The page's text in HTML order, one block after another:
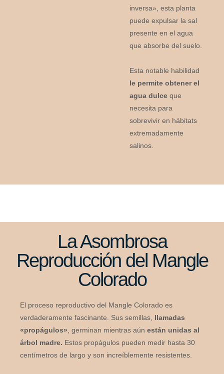
inversa», esta planta
puede expulsar la sal
presente en el agua
que absorbe del suelo.
Esta notable habilidad
le permite obtener el
agua dulce que
necesita para
sobrevivir en hábitats
extremadamente
salinos.
La Asombrosa
Reproducción del Mangle
Colorado
El proceso reproductivo del Mangle Colorado es
verdaderamente fascinante. Sus semillas, llamadas
«propágulos» , germinan mientras aún están unidas al
árbol madre. Estos propágulos pueden medir hasta 30
centímetros de largo y son increíblemente resistentes.